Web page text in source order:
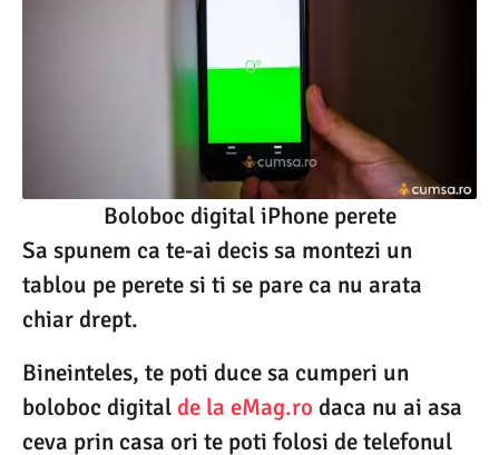
Boloboc digital iPhone perete
Sa spunem ca te-ai decis sa montezi un
tablou pe perete si ti se pare ca nu arata
chiar drept.
Bineinteles, te poti duce sa cumperi un
boloboc digital de la eMag.ro daca nu ai asa
ceva prin casa ori te poti folosi de telefonul